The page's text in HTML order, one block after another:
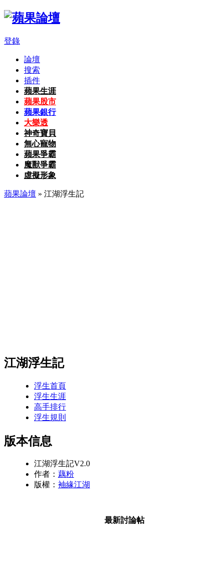
登錄
論壇
搜索
插件
蘋果生涯
蘋果股市
蘋果銀行
大樂透
神奇寶貝
無心寵物
蘋果爭霸
魔獸爭霸
虛擬形象
蘋果論壇 » 江湖浮生記
江湖浮生記
浮生首頁
浮生生涯
高手排行
浮生規則
版本信息
江湖浮生記V2.0
作者： 藕粉
版權： 袖緣江湖
最新討論帖